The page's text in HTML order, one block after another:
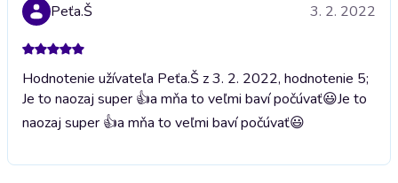
Peťa.Š 3. 2. 2022
Hodnotenie užívateľa Peťa.Š z 3. 2. 2022, hodnotenie 5;
Je to naozaj super 👍a mňa to veľmi baví počúvať😃Je to
naozaj super 👍a mňa to veľmi baví počúvať😃